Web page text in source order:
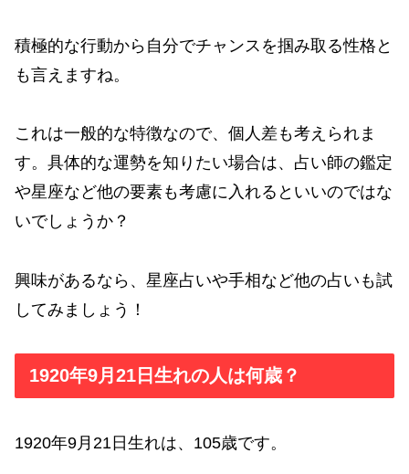
積極的な行動から自分でチャンスを掴み取る性格と
も言えますね。
これは一般的な特徴なので、個人差も考えられま
す。具体的な運勢を知りたい場合は、占い師の鑑定
や星座など他の要素も考慮に入れるといいのではな
いでしょうか？
興味があるなら、星座占いや手相など他の占いも試
してみましょう！
1920年9月21日生れの人は何歳？
1920年9月21日生れは、105歳です。